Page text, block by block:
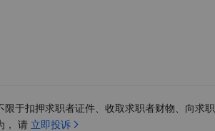
于扣押求职者证件、收取求职者财物、向求
， 请 立即投诉